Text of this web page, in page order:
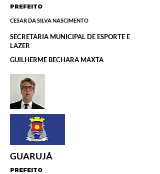
PREFEITO
CESAR DA SILVA NASCIMENTO
SECRETARIA MUNICIPAL DE ESPORTE E
LAZER
GUILHERME BECHARA MAXTA
GUARUJÁ
PREFEITO